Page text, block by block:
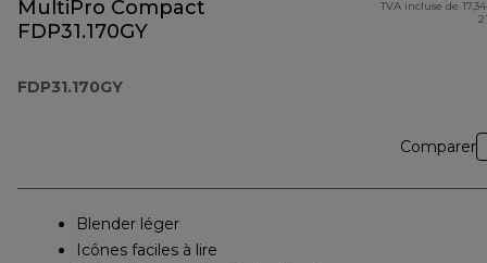
MultiPro Compact
FDP31.170GY
FDP31.170GY
TVA incluse de
Comparer
Blender léger
Icônes faciles à lire